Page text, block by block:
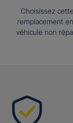
Choisissez
remplacement
véhicule non